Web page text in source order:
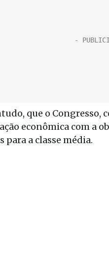
que o
econômica com a
a classe média.